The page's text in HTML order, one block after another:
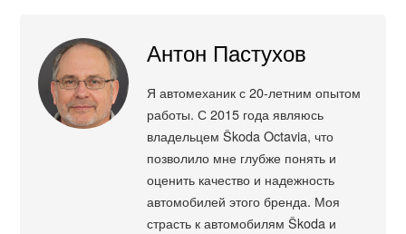
Антон Пастухов
Я автомеханик с 20-летним опытом
работы. С 2015 года являюсь
владельцем Škoda Octavia, что
позволило мне глубже понять и
оценить качество и надежность
автомобилей этого бренда. Моя
страсть к автомобилям Škoda и